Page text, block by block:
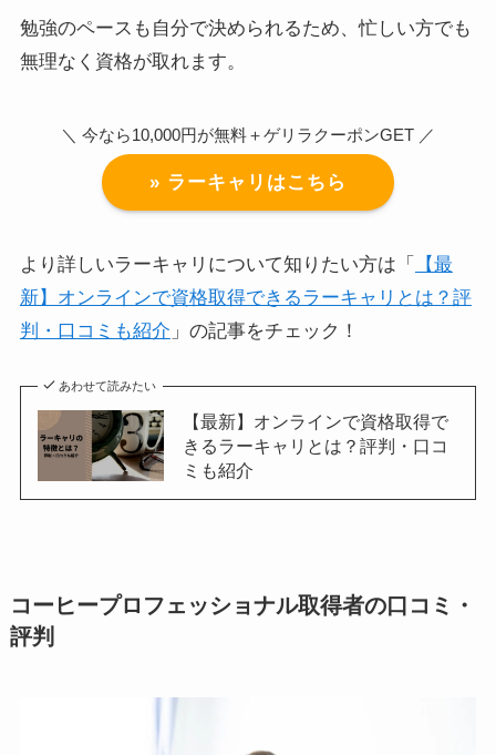
勉強のペースも自分で決められるため、忙しい方でも
無理なく資格が取れます。
＼ 今なら10,000円が無料＋ゲリラクーポンGET ／
» ラーキャリはこちら
より詳しいラーキャリについて知りたい方は「
【最
新】オンラインで資格取得できるラーキャリとは？評
判・口コミも紹介 」の記事をチェック！
あわせて読みたい
【最新】オンラインで資格取得で
きるラーキャリとは？評判・口コ
ミも紹介
コーヒープロフェッショナル取得者の口コミ・
評判